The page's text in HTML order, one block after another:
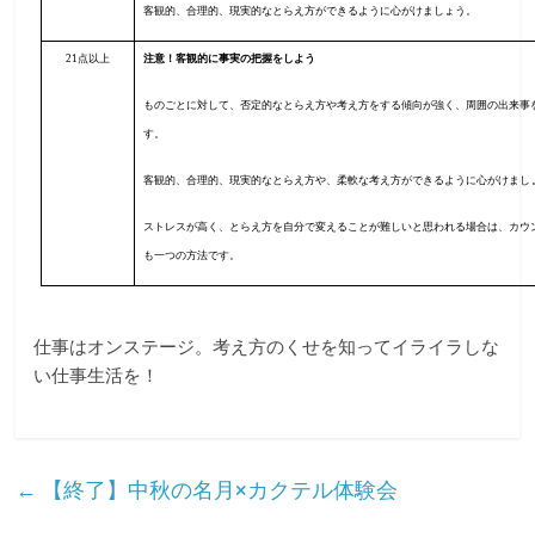
客観的、合理的、現実的なとらえ方ができるように心がけましょう。
21 点以上 注意！客観的に事実の把握をしよう
ものごとに対して、否定的なとらえ方や考え方をする傾向が強く、周囲の出来
す。
客観的、合理的、現実的なとらえ方や、柔軟な考え方ができるように心がけまし
ストレスが高く、とらえ方を自分で変えることが難しいと思われる場合は、カ
も一つの方法です。
仕事はオンステージ。考え方のくせを知ってイライラしな
い仕事生活を！
← 【終了】中秋の名月×カクテル体験会